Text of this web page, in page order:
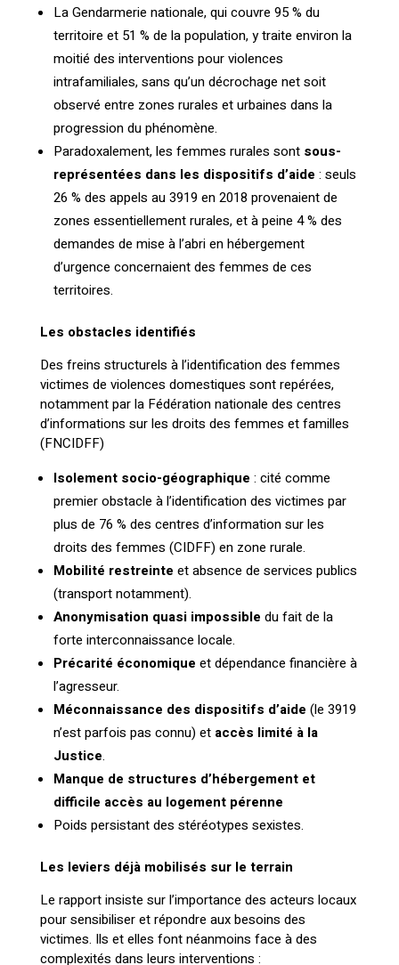
La Gendarmerie nationale, qui couvre 95 % du
territoire et 51 % de la population, y traite environ la
moitié des interventions pour violences
intrafamiliales, sans qu’un décrochage net soit
observé entre zones rurales et urbaines dans la
progression du phénomène.
Paradoxalement, les femmes rurales sont sous-
représentées dans les dispositifs d’aide : seuls
26 % des appels au 3919 en 2018 provenaient de
zones essentiellement rurales, et à peine 4 % des
demandes de mise à l’abri en hébergement
d’urgence concernaient des femmes de ces
territoires.
Les obstacles identifiés
Des freins structurels à l’identification des femmes
victimes de violences domestiques sont repérées,
notamment par la Fédération nationale des centres
d’informations sur les droits des femmes et familles
(FNCIDFF)
Isolement socio-géographique : cité comme
premier obstacle à l’identification des victimes par
plus de 76 % des centres d’information sur les
droits des femmes (CIDFF) en zone rurale.
Mobilité restreinte et absence de services publics
(transport notamment).
Anonymisation quasi impossible du fait de la
forte interconnaissance locale.
Précarité économique et dépendance financière à
l’agresseur.
Méconnaissance des dispositifs d’aide (le 3919
n’est parfois pas connu) et accès limité à la
Justice.
Manque de structures d’hébergement et
difficile accès au logement pérenne
Poids persistant des stéréotypes sexistes.
Les leviers déjà mobilisés sur le terrain
Le rapport insiste sur l’importance des acteurs locaux
pour sensibiliser et répondre aux besoins des
victimes. Ils et elles font néanmoins face à des
complexités dans leurs interventions :